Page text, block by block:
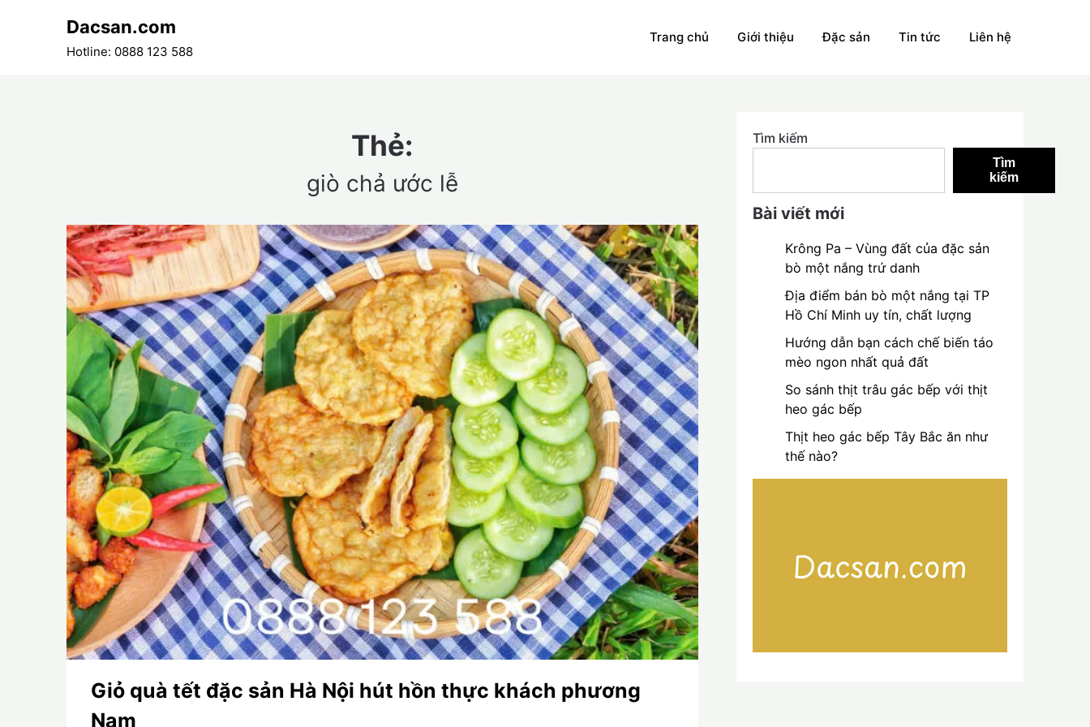
Dacsan.com
Hotline: 0888 123 588
Trang chủ Giới thiệu Đặc sản Tin tức Liên hệ
Thẻ:
giò chả ước lễ
Giỏ quà tết đặc sản Hà Nội hút hồn thực khách phương
Nam
Tìm kiếm
Tìm
kiếm
Bài viết mới
Krông Pa – Vùng đất của đặc sản
bò một nắng trứ danh
Địa điểm bán bò một nắng tại TP
Hồ Chí Minh uy tín, chất lượng
Hướng dẫn bạn cách chế biến táo
mèo ngon nhất quả đất
So sánh thịt trâu gác bếp với thịt
heo gác bếp
Thịt heo gác bếp Tây Bắc ăn như
thế nào?